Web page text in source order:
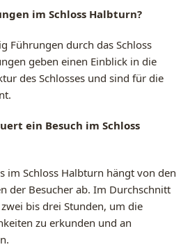
im Schloss Halbturn?
Führungen durch das Schloss
geben einen Einblick in die
des Schlosses und sind für die
ein Besuch im Schloss
im Schloss Halbturn hängt von den
der Besucher ab. Im Durchschnitt
bis drei Stunden, um die
zu erkunden und an